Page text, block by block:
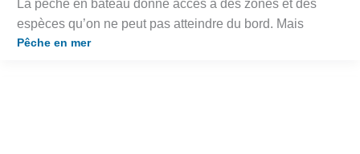
La pêche en bateau donne accès à des zones et des
espèces qu’on ne peut pas atteindre du bord. Mais
Pêche en mer